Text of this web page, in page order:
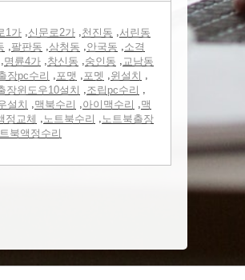
1가 ,신문로2가 ,천진동 ,서린동
,팔판동 ,삼청동 ,안국동 ,소격
,명륜4가 ,창신동 ,숭인동 ,교남동
장pc수리 ,포맷 ,포멧 ,윈설치 ,
장윈도우10설치 ,조립pc수리 ,
설치 ,맥북수리 ,아이맥수리 ,맥
정교체 ,노트북수리 ,노트북출장
북액정수리